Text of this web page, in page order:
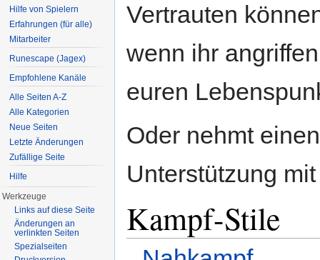
Vertrauten
wenn ihr
euren
Oder nehmt
Unterstützung
Kampf-Stile
Hilfe von Spielern
Erfahrungen (für alle)
Mitarbeiter
Runescape (Jagex)
Empfohlene Kanäle
Alle Seiten A-Z
Alle Kategorien
Neue Seiten
Letzte Änderungen
Zufällige Seite
Hilfe
Werkzeuge
Links auf diese Seite
Änderungen an
verlinkten Seiten
Spezialseiten